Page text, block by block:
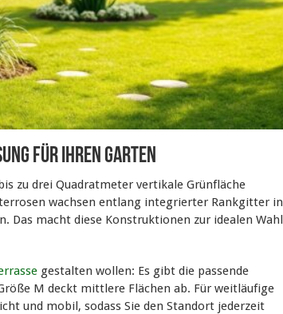
für Ihren Garten
zu drei Quadratmeter vertikale Grünfläche
wachsen entlang integrierter Rankgitter in
Das macht diese Konstruktionen zur idealen Wahl
gestalten wollen: Es gibt die passende
M deckt mittlere Flächen ab. Für weitläufige
und mobil, sodass Sie den Standort jederzeit